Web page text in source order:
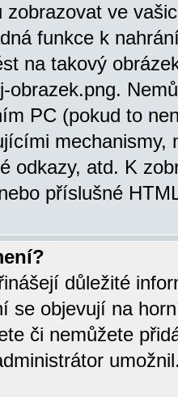
zobrazovat ve
funkce k
na takový
obrazek.png.
PC (pokud to
mechanismy,
odkazy, atd. K
příslušné
důležité
se objevují na
či nemůžete